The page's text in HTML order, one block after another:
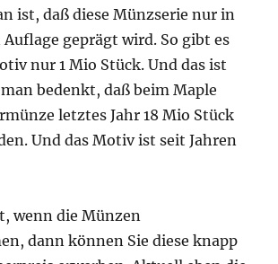
ist, daß diese Münzserie nur in
geprägt wird. So gibt es
nur 1 Mio Stück. Und das ist
bedenkt, daß beim Maple
letztes Jahr 18 Mio Stück
Und das Motiv ist seit Jahren
wenn die Münzen
dann können Sie diese knapp